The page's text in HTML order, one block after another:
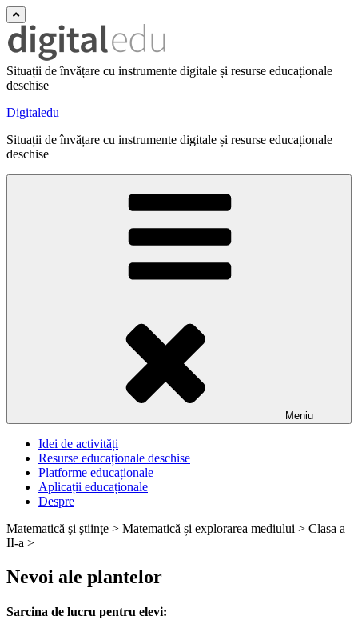
Situații de învățare cu instrumente digitale și resurse educaționale
deschise
Digitaledu
Situații de învățare cu instrumente digitale și resurse educaționale
deschise
Meniu
Idei de activități
Resurse educaționale deschise
Platforme educaționale
Aplicații educaționale
Despre
Matematică şi ştiinţe > Matematică și explorarea mediului > Clasa a
II-a >
Nevoi ale plantelor
Sarcina de lucru pentru elevi: